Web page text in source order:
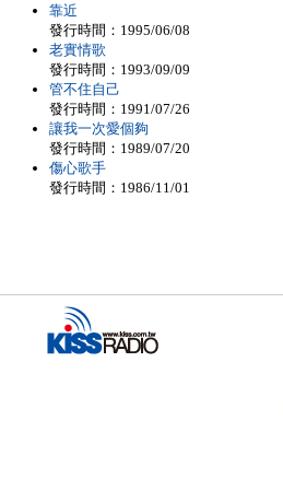
靠近
發行時間：1995/06/08
老實情歌
發行時間：1993/09/09
管不住自己
發行時間：1991/07/26
讓我一次愛個夠
發行時間：1989/07/20
傷心歌手
發行時間：1986/11/01